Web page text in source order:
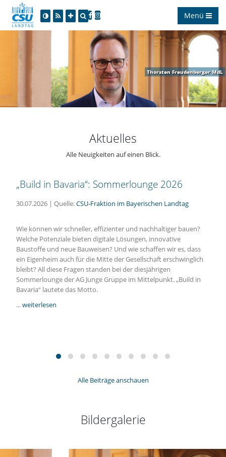
Menü
Thorsten Freudenberger MdL
Aktuelles
Alle Neuigkeiten auf einen Blick.
Build in Bavaria“: Sommerlounge 2026
30.07.2026 | Quelle:CSU-Fraktion im Bayerischen Landtag
Wie können wir schneller, effizienter und nachhaltiger bauen?
Welche Potenziale bieten digitale Lösungen, innovative
Baustoffe und neue Bauweisen? Und wie schaffen wir es, dass
ein Eigenheim auch für die Mitte der Gesellschaft erschwinglich
bleibt? All diese Fragen standen bei der diesjährigen
Sommerlounge der AG Junge Gruppe im Mittelpunkt. „Build in
Bavaria“ lautete das Motto.
...weiterlesen
Alle Beiträge anschauen
Bildergalerie